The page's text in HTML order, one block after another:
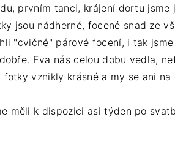
prvním tanci, krájení dortu jsme
jsou nádherné, focené snad ze
"cvičné" párové focení, i tak
Eva nás celou dobu vedla,
vznikly krásné a my se ani na
měli k dispozici asi týden po